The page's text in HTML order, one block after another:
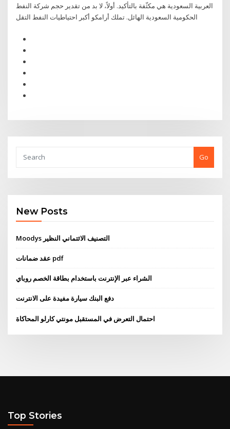
العربية السعودية هي مكثّفة بالتأكيد. أولاً، لا بد من تقدير حجم شركة النفط
الحكومية السعودية الهائل. تملك أرامكو أكبر احتياطيات النفط التقل
Go
New Posts
Moodys التصنيف الائتماني النظير
عقد ضمانات pdf
الشراء عبر الإنترنت باستخدام بطاقة الخصم روباي
دفع البنك سيارة مفيدة على الانترنت
احتمال التعرض في المستقبل مونتي كارلو المحاكاة
Top Stories